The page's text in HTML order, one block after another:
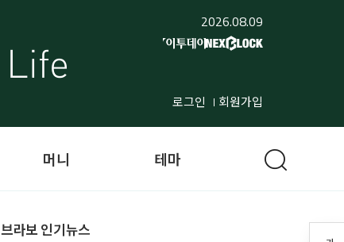
2026.08.09
로그인 회원가입
머니 테마
브라보 인기뉴스